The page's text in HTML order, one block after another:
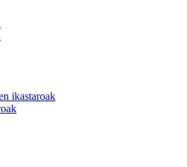
ikastaroak